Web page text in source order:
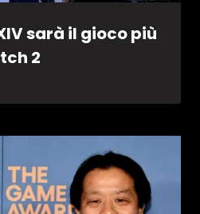
sarà il gioco più
2